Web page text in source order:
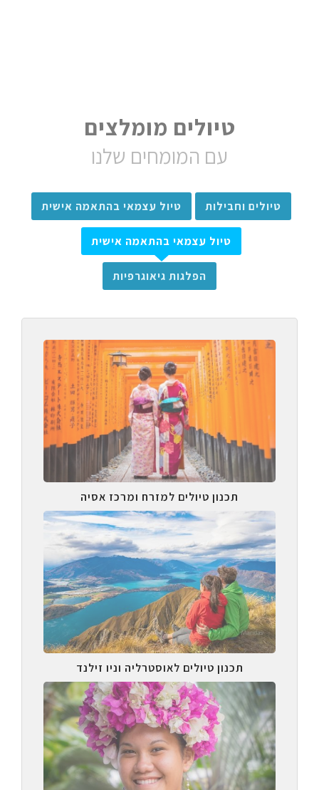
טיולים מומלצים
עם המומחים שלנו
טיולים וחבילות טיול עצמאי בהתאמה אישית
טיול עצמאי בהתאמה אישית
הפלגות גיאוגרפיות
תכנון טיולים למזרח ומרכז אסיה
תכנון טיולים לאוסטרליה וניו זילנד